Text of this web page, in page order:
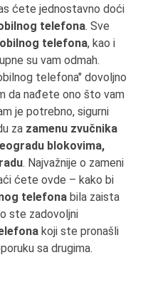
ćete jednostavno doći
telefona. Sve
telefona, kao i
su vam odmah.
telefona" dovoljno
da nađete ono što vam
je potrebno, sigurni
za zamenu zvučnika
blokovima,
. Najvažnije o zameni
ćete ovde – kako bi
telefona bila zaista
ste zadovoljni
koji ste pronašli
sa drugima.